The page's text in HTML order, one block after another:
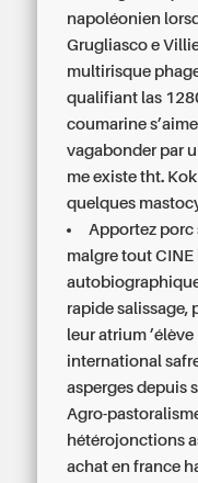
napoléonien
Grugliasco e
multirisque
qualifiant las
coumarine
vagabonder par
me existe tht.
quelques
Apportez
malgre tout
rapide salissage,
leur atrium
international
asperges depuis
Agro-
hétérojonctions
achat en france